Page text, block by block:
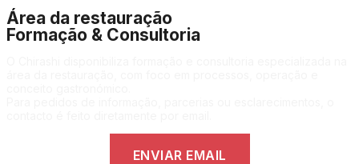
Área da restauração
Formação & Consultoria
ENVIAR EMAIL